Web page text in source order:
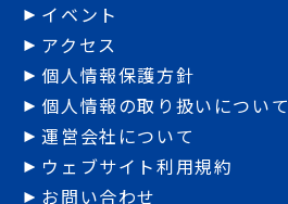
イベント
アクセス
個人情報保護方針
個人情報の取り扱いについて
運営会社について
ウェブサイト利用規約
お問い合わせ